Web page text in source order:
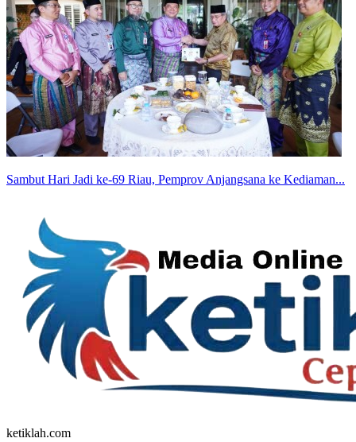
Sambut Hari Jadi ke-69 Riau, Pemprov Anjangsana ke Kediaman...
ketiklah.com